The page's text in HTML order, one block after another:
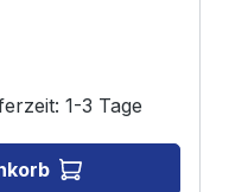
und zurück –
geeignet für enge
Transport
Produktvorteile im
einstellbare
vom Anhänger auf
1-3 Tage